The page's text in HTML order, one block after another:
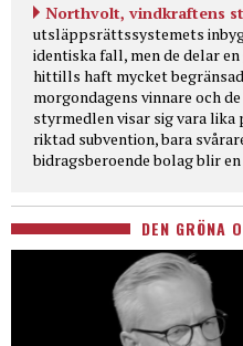
Northvolt, vindkraftens
utsläppsrättssystemets
identiska fall, men de delar
hittills haft mycket
morgondagens vinnare och
styrmedlen visar sig vara
riktad subvention, bara
bidragsberoende bolag blir
DEN GRÖNA